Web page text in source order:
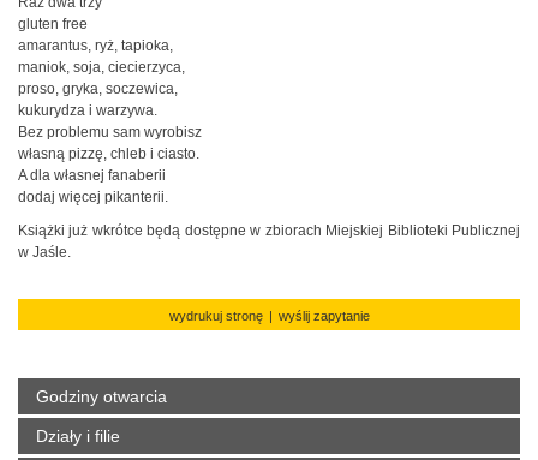
gluten free
amarantus, ryż, tapioka,
maniok, soja, ciecierzyca,
proso, gryka, soczewica,
kukurydza i warzywa.
Bez problemu sam wyrobisz
własną pizzę, chleb i ciasto.
A dla własnej fanaberii
dodaj więcej pikanterii.
Książki już wkrótce będą dostępne w zbiorach Miejskiej Biblioteki Publicznej
w Jaśle.
wydrukuj stronę | wyślij zapytanie
Godziny otwarcia
Działy i filie